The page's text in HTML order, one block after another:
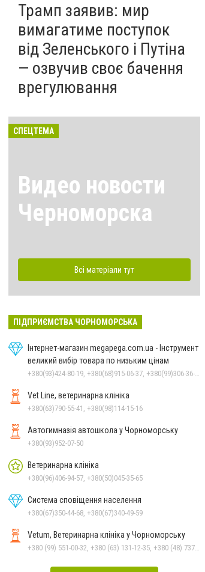
Трамп заявив: мир
вимагатиме поступок
від Зеленського і Путіна
— озвучив своє бачення
врегулювання
СПЕЦТЕМА
Видео новости
Черноморска
Всі матеріали тут
ПІДПРИЄМСТВА ЧОРНОМОРСЬКА
Інтернет-магазин megapega.com.ua - Інструмент
великий вибір товара по низьким цінам
Vet Line, ветеринарна клініка
+380(63)790-55-41, +380(98)114-15-16
Автогимназія автошкола у Чорноморську
+380(93)952-07-50
Ветеринарна клініка
+380(96)406-94-57, +380(50)045-35-65
Система сповіщення населення
+380(67)350-44-68, +380(67)340-49-59
Vetum, Ветеринарна клініка у Чорноморську